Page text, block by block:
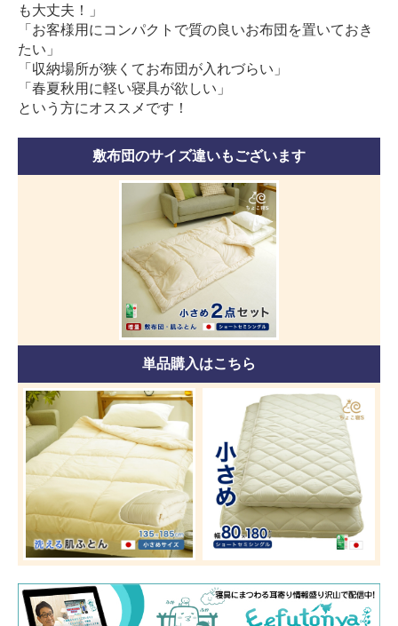
も大丈夫！」
「お客様用にコンパクトで質の良いお布団を置いておき
たい」
「収納場所が狭くてお布団が入れづらい」
「春夏秋用に軽い寝具が欲しい」
という方にオススメです！
敷布団のサイズ違いもございます
単品購入はこちら